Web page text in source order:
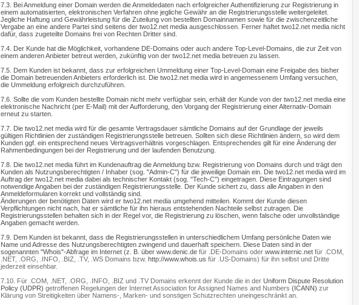
7.3. Bei Anmeldung einer Domain werden die Anmeldedaten nach erfolgreicher Authentifizierung zur Registrierung in
einem automatisierten, elektronischen Verfahren ohne jegliche Gewähr an die Registrierungsstelle weitergeleitet.
Jegliche Haftung und Gewährleistung für die Zuteilung von bestellten Domainnamen sowie für die zwischenzeitliche
Vergabe an eine andere Partei sind seitens der two12.net media ausgeschlossen. Ferner haftet two12.net media nicht
dafür, dass zugeteilte Domains frei von Rechten Dritter sind.
7.4. Der Kunde hat die Möglichkeit, vorhandene DE-Domains oder auch andere Top-Level-Domains, die zur Zeit von
einem anderen Anbieter betreut werden, zukünftig von der two12.net media betreuen zu lassen.
7.5. Dem Kunden ist bekannt, dass zur erfolgreichen Ummeldung einer Top-Level-Domain eine Freigabe des bisher
die Domain betreuenden Anbieters erforderlich ist. Die two12.net media wird in angemessenem Umfang versuchen,
die Ummeldung erfolgreich durchzuführen.
7.6. Sollte die vom Kunden bestellte Domain nicht mehr verfügbar sein, erhält der Kunde von der two12.net media eine
elektronische Nachricht (per E-Mail) mit der Aufforderung, den Vorgang der Registrierung einer Alternativ-Domain
erneut zu starten.
7.7. Die two12.net media wird für die gesamte Vertragsdauer sämtliche Domains auf der Grundlage der jeweils
gültigen Richtlinien der zuständigen Registrierungsstelle betreuen. Sollten sich diese Richtlinien ändern, so wird dem
Kunden ggf. ein entsprechend neues Vertragsverhältnis vorgeschlagen. Entsprechendes gilt für eine Änderung der
Rahmenbedingungen bei der Registrierung und der laufenden Benutzung.
7.8. Die two12.net media führt im Kundenauftrag die Anmeldung bzw. Registrierung von Domains durch und trägt den
Kunden als Nutzungsberechtigten / Inhaber (sog. "Admin-C") für die jeweilige Domain ein. Die two12.net media wird im
Auftrag der two12.net media dabei als technischer Kontakt (sog. "Tech-C") eingetragen. Diese Eintragungen sind
notwendige Angaben bei der zuständigen Registrierungsstelle. Der Kunde sichert zu, dass alle Angaben in den
Anmeldeformularen korrekt und vollständig sind.
Änderungen der benötigten Daten wird er two12.net media umgehend mitteilen. Kommt der Kunde diesen
Verpflichtungen nicht nach, hat er sämtliche für ihn hieraus entstehenden Nachteile selbst zutragen. Die
Registrierungsstellen behalten sich in der Regel vor, die Registrierung zu löschen, wenn falsche oder unvollständige
Angaben gemacht werden.
7.9. Dem Kunden ist bekannt, dass die Registrierungsstellen in unterschiedlichem Umfang persönliche Daten wie
Name und Adresse des Nutzungsberechtigten zwingend und dauerhaft speichern. Diese Daten sind in der
sogenannten "Whois"-Abfrage im Internet (z. B. über www.denic.de für .DE-Domains oder www.internic.net für .COM,
.NET, .ORG, .INFO, .BIZ, .TV, .WS Domains bzw. http://www.whois.us für .US-Domains) für ihn selbst und Dritte
jederzeit einsehbar.
7.10. Für .COM, .NET, .ORG, .INFO, .BIZ und .TV Domains erkennt der Kunde die in der Uniform Dispute Resolution
Policy (UDPR) getroffenen Regelungen der Internet Association for Assigned Names and Numbers (ICANN) zur
Klärung von Streitigkeiten über Namens-, Marken- und sonstigen Schutzrechten uneingeschränkt an.